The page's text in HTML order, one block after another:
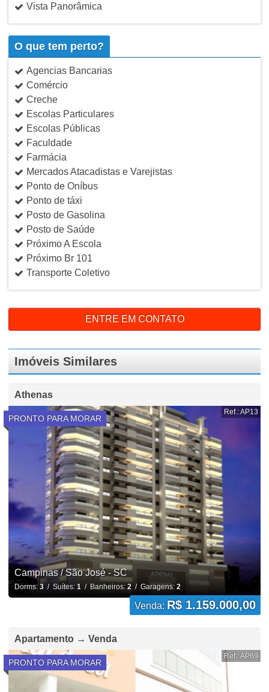
Vista Panorâmica
O que tem perto?
Agencias Bancarias
Comércio
Creche
Escolas Particulares
Escolas Públicas
Faculdade
Farmácia
Mercados Atacadistas e Varejistas
Ponto de Oníbus
Ponto de táxi
Posto de Gasolina
Posto de Saúde
Próximo A Escola
Próximo Br 101
Transporte Coletivo
ENTRE EM CONTATO
Imóveis Similares
Athenas
PRONTO PARA MORAR
Ref.: AP13
Campinas / São José - SC
Dorms: 3/ Suítes: 1/ Banheiros: 2/ Garagens: 2
Venda: R$ 1.159.000,00
Apartamento → Venda
PRONTO PARA MORAR
Ref.: AP69